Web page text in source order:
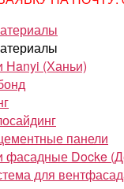
Hanyi (Ханьи)
панели
фасадные Docke
для